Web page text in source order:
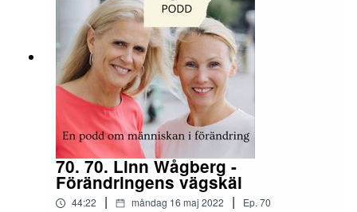
70. 70. Linn Wågberg -
Förändringens vägskäl
44:22 | måndag 16 maj 2022 | Ep. 70